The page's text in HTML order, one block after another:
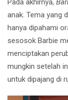
Pada akhirnya,
anak. Tema yang
hanya dipahami
sesosok Barbie
menciptakan
mungkin setelah
untuk dipajang di